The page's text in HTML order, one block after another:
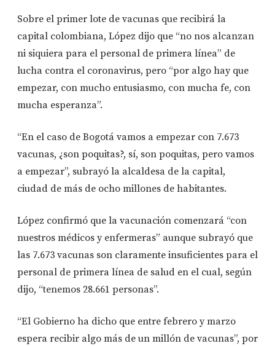
Sobre el primer lote de vacunas que recibirá la
capital colombiana, López dijo que “no nos alcanzan
ni siquiera para el personal de primera línea” de
lucha contra el coronavirus, pero “por algo hay que
empezar, con mucho entusiasmo, con mucha fe, con
mucha esperanza”.
“En el caso de Bogotá vamos a empezar con 7.673
vacunas, ¿son poquitas?, sí, son poquitas, pero vamos
a empezar”, subrayó la alcaldesa de la capital,
ciudad de más de ocho millones de habitantes.
López confirmó que la vacunación comenzará “con
nuestros médicos y enfermeras” aunque subrayó que
las 7.673 vacunas son claramente insuficientes para el
personal de primera línea de salud en el cual, según
dijo, “tenemos 28.661 personas”.
“El Gobierno ha dicho que entre febrero y marzo
espera recibir algo más de un millón de vacunas”, por